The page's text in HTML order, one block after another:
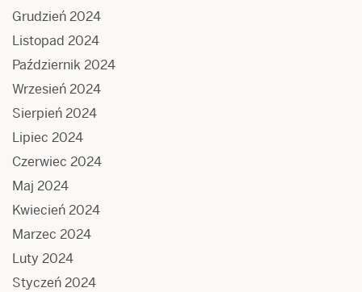
Grudzień 2024
Listopad 2024
Październik 2024
Wrzesień 2024
Sierpień 2024
Lipiec 2024
Czerwiec 2024
Maj 2024
Kwiecień 2024
Marzec 2024
Luty 2024
Styczeń 2024